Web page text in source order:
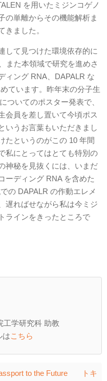
を用いたミジンコゲノ
の単離からその機能解析ま
きました。
して見つけた環境依存的に
また本領域で研究を進めさ
ィング RNA、DAPALR な
ています。昨年末の分子生
ついてのポスター発表で、
会員を差し置いて今頃ポス
いうお言葉もいただきまし
たというのがこの 10 年間
私にとってはとても特別の
神秘を見抜くには、いまだ
ーディング RNA を含めた
の DAPALR の作動エレメ
遅ればせながら私は今ミジ
ラインをきったところで
工学研究科 助教
はこちら
to the Future
トキ